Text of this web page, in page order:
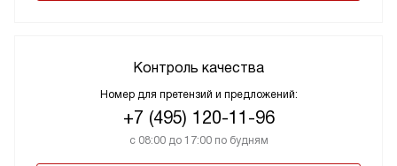
Контроль качества
Номер для претензий и предложений:
+7 (495) 120-11-96
с 08:00 до 17:00 по будням